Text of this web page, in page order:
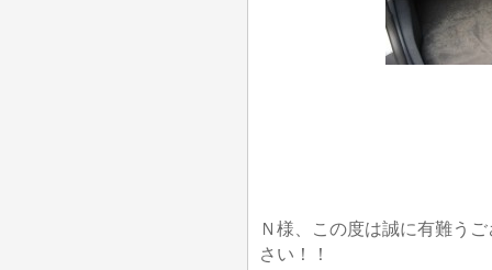
Ｎ様、この度は誠に有難う
さい！！